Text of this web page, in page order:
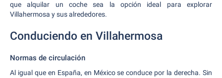
que alquilar un coche sea la opción ideal para explorar
Villahermosa y sus alrededores.
Conduciendo en Villahermosa
Normas de circulación
Al igual que en España, en México se conduce por la derecha. Sin